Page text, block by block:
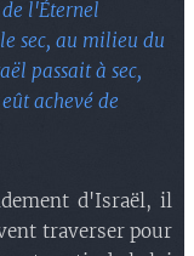
l'Éternel
sec, au milieu du
passait à sec,
achevé de
d'Israël, il
traverser pour